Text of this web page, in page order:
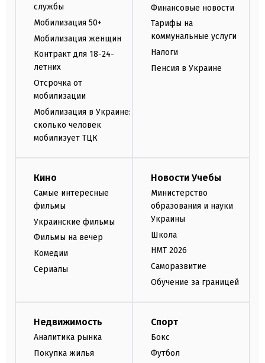
службы
Мобилизация 50+
Мобилизация женщин
Контракт для 18-24-
летних
Отсрочка от
мобилизации
Мобилизация в Украине:
сколько человек
мобилизует ТЦК
Финансовые новости
Тарифы на
коммунальные услуги
Налоги
Пенсия в Украине
Кино
Самые интересные
фильмы
Украинские фильмы
Фильмы на вечер
Комедии
Сериалы
Новости Учебы
Министерство
образования и науки
Украины
Школа
НМТ 2026
Саморазвитие
Обучение за границей
Недвижимость
Аналитика рынка
Покупка жилья
Спорт
Бокс
Футбол